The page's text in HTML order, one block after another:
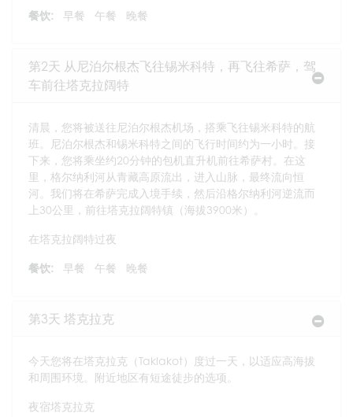
餐饮: 早餐 午餐 晚餐
第2天 从尼泊尔根杰飞往锡米科特，再飞往希萨，驾
车前往塔克拉阔特
清晨，您将被送往尼泊尔根杰机场，搭乘飞往锡米科特的航
班。尼泊尔根杰和锡米科特之间的飞行时间约为一小时。接
下来，您将乘坐约20分钟的包机直升机前往希萨村。在这
里，格尔纳利河从青藏高原流出，进入山脉，最终流向恒
河。我们将在希萨完成入境手续，然后沿格尔纳利河逆流而
上30公里，前往塔克拉阔特镇（海拔3900米）。
在塔克拉阔特过夜
餐饮: 早餐 午餐 晚餐
第3天 塔克拉克
今天您将在塔克拉克（Taklakot）度过一天，以适应高海拔
和周围环境。附近地区有短途徒步的选项。
夜宿塔克拉克